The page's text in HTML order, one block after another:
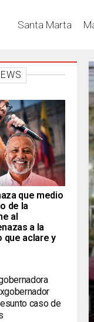
Santa Marta
que medio
de la
al
a la
que aclare y
caso de